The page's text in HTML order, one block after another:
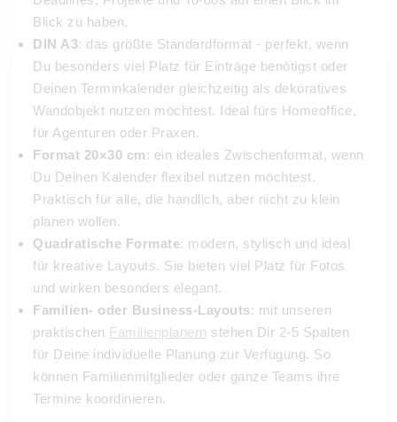
Blick zu haben.
DIN A3: das größte Standardformat - perfekt, wenn
Du besonders viel Platz für Einträge benötigst oder
Deinen Terminkalender gleichzeitig als dekoratives
Wandobjekt nutzen möchtest. Ideal fürs Homeoffice,
für Agenturen oder Praxen.
Format 20×30 cm: ein ideales Zwischenformat, wenn
Du Deinen Kalender flexibel nutzen möchtest.
Praktisch für alle, die handlich, aber nicht zu klein
planen wollen.
Quadratische Formate: modern, stylisch und ideal
für kreative Layouts. Sie bieten viel Platz für Fotos
und wirken besonders elegant.
Familien- oder Business-Layouts: mit unseren
praktischen Familienplanern stehen Dir 2-5 Spalten
für Deine individuelle Planung zur Verfügung. So
können Familienmitglieder oder ganze Teams ihre
Termine koordinieren.